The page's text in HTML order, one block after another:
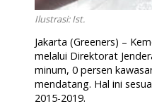
Ilustrasi: Ist.
Jakarta (Greeners) –
melalui Direktorat
minum, 0 persen
mendatang. Hal ini
2015-2019.